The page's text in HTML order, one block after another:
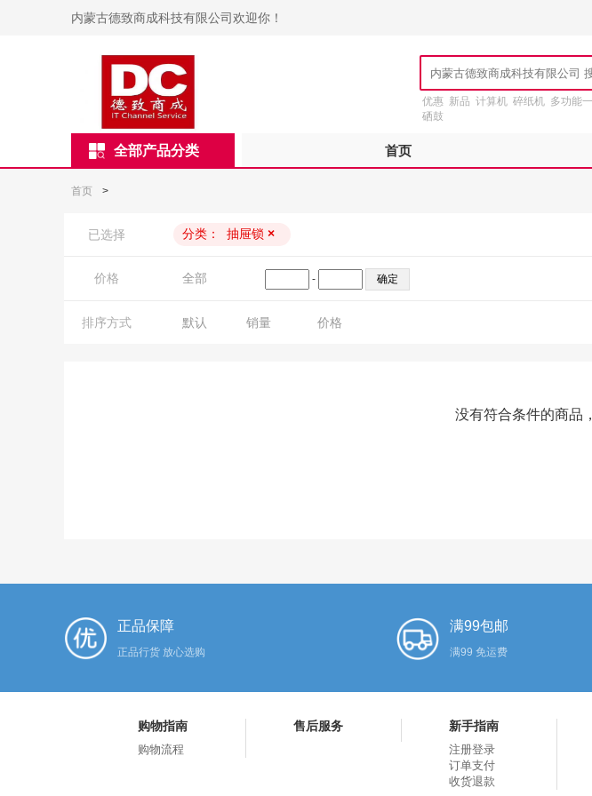
内蒙古德致商成科技有限公司欢迎你！
优惠 新品 计算机 碎纸机 多功能
硒鼓
全部产品分类 首页
首页 >
已选择 分类： 抽屉锁 ×
价格 全部 -
排序方式 默认 销量 价格
没有符合条件的商品
正品保障
正品行货 放心选购
满99包邮
满99 免运费
购物指南
购物流程
售后服务 新手指南
注册登录
订单支付
收货退款